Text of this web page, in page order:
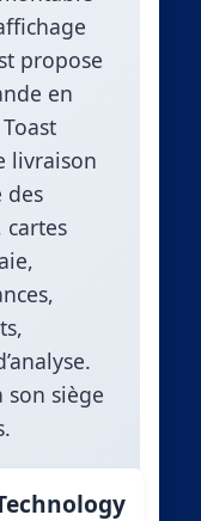
propose
en
livraison
des
son siège